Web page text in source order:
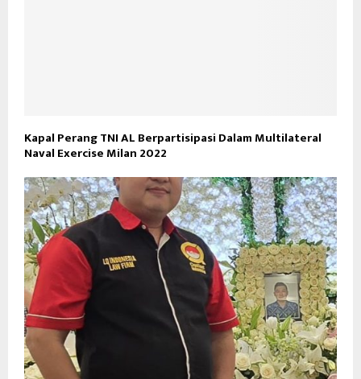
Kapal Perang TNI AL Berpartisipasi Dalam Multilateral
Naval Exercise Milan 2022